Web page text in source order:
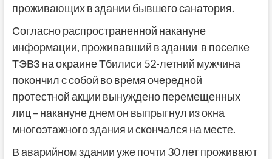
проживающих в здании бывшего санатория.
Согласно распространенной накануне
информации, проживавший в здании в поселке
ТЭВЗ на окраине Тбилиси 52-летний мужчина
покончил с собой во время очередной
протестной акции вынуждено перемещенных
лиц – накануне днем он выпрыгнул из окна
многоэтажного здания и скончался на месте.
В аварийном здании уже почти 30 лет проживают